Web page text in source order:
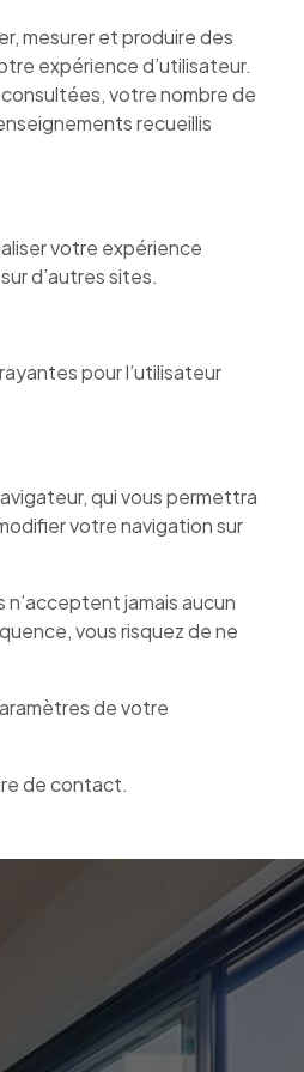
mesurer et produire des
expérience d’utilisateur.
votre nombre de
recueillis
votre expérience
d’autres sites.
pour l’utilisateur
qui vous permettra
votre navigation sur
n’acceptent jamais aucun
vous risquez de ne
de votre
de contact.